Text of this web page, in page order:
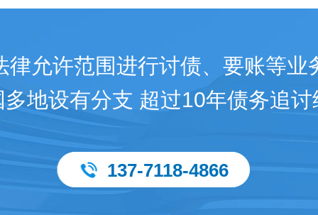
律允许范围进行讨债、要账等业
多地设有分支 超过10年债务追讨
137-7118-4866